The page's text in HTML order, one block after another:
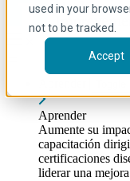
used in your
not to be tracked.
Accept
Aprender
Aumente su
capacitación
certificaciones
liderar una